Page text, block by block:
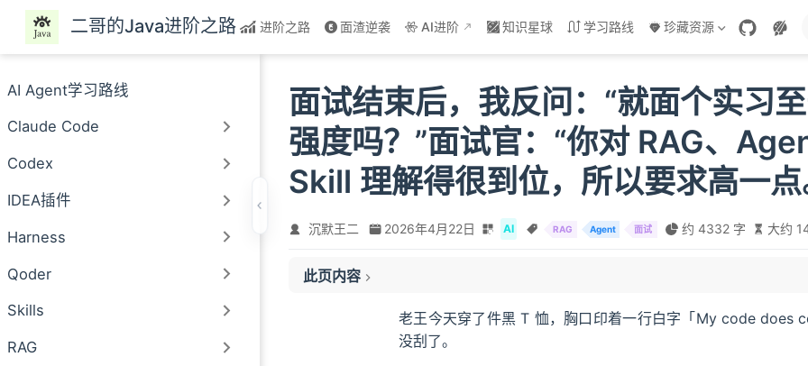
跳至主要內容
二哥的Java进阶之路 进阶之路 面渣逆袭 AI进阶 知识星球 学习路线 珍藏资源
AI Agent学习路线
Claude Code
Codex
IDEA插件
Harness
Qoder
Skills
RAG
面试结束后，我反问：“就面个实习
强度吗？”面试官：“你对 RAG、
Skill 理解得很到位，所以要求高一点
沉默王二 2026年4月22日 AI RAG Agent 面试 约 4332 字 大约
此页内容
03、这个 KNN 向量召回以及那个 BM25 重排序是怎么做的呢？
老王今天穿了件黑 T 恤，胸口印着一行白字「My code does
没刮了。